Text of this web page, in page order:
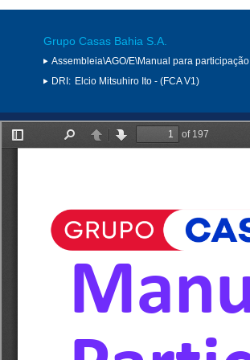
Grupo Casas Bahia S.A.
Assembleia\AGO/E\Manual para participação
DRI: Elcio Mitsuhiro Ito - (FCA V1)